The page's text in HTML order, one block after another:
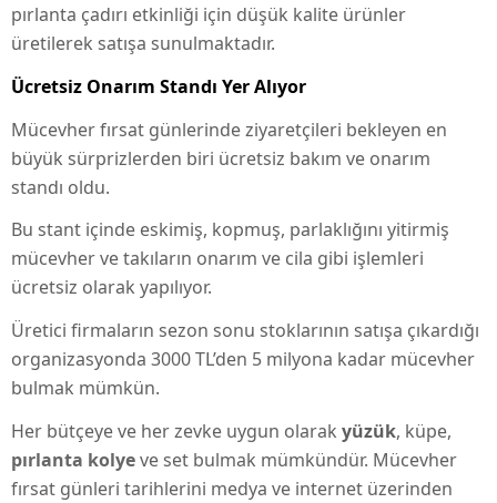
pırlanta çadırı etkinliği için düşük kalite ürünler
üretilerek satışa sunulmaktadır.
Ücretsiz Onarım Standı Yer Alıyor
Mücevher fırsat günlerinde ziyaretçileri bekleyen en
büyük sürprizlerden biri ücretsiz bakım ve onarım
standı oldu.
Bu stant içinde eskimiş, kopmuş, parlaklığını yitirmiş
mücevher ve takıların onarım ve cila gibi işlemleri
ücretsiz olarak yapılıyor.
Üretici firmaların sezon sonu stoklarının satışa çıkardığı
organizasyonda 3000 TL’den 5 milyona kadar mücevher
bulmak mümkün.
Her bütçeye ve her zevke uygun olarak yüzük, küpe,
pırlanta kolyeve set bulmak mümkündür. Mücevher
fırsat günleri tarihlerini medya ve internet üzerinden